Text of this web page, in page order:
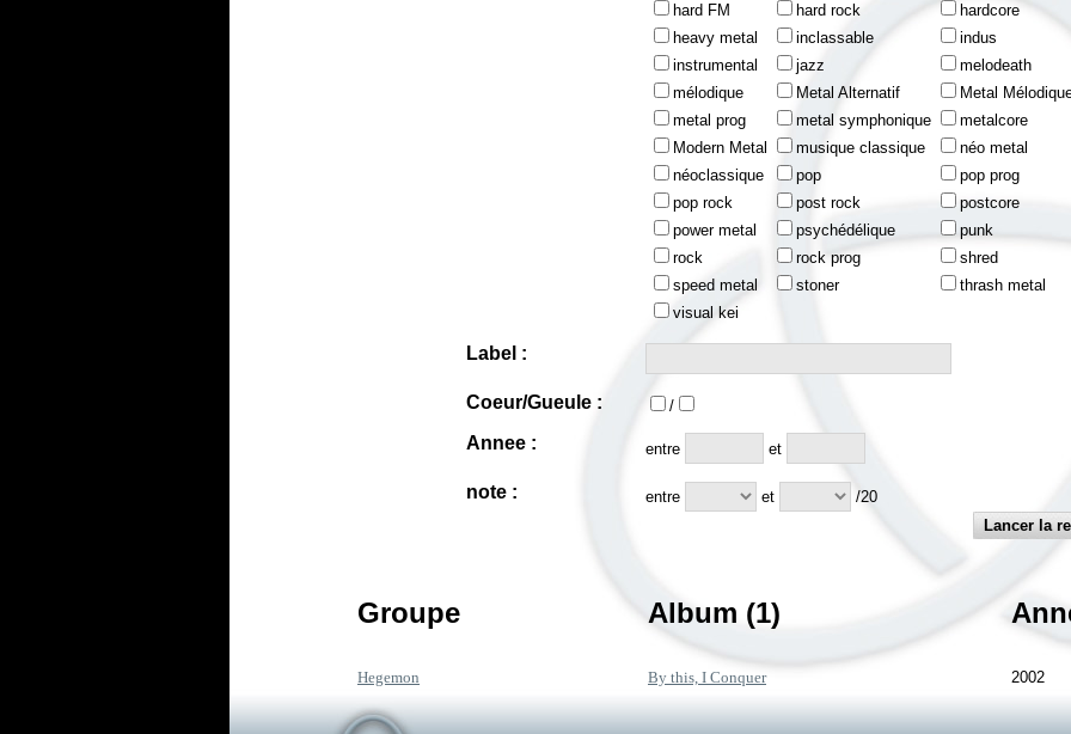
hard FM
hard rock
hardcore
heavy metal
inclassable
indus
instrumental
jazz
melodeath
mélodique
Metal Alternatif
Metal
metal prog
metal symphonique
metalcore
Modern Metal
musique classique
néo metal
néoclassique
pop
pop prog
pop rock
post rock
postcore
power metal
psychédélique
punk
rock
rock prog
shred
speed metal
stoner
thrash metal
visual kei
Label :
Coeur/Gueule : /
Annee : entre et
note : entre et /20
Groupe Album (1)
Hegemon By this, I Conquer 2002